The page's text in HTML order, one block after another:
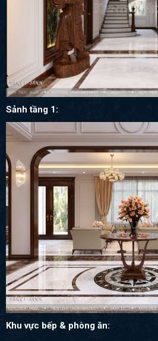
Sảnh tầng 1:
Khu vực bếp & phòng ăn: